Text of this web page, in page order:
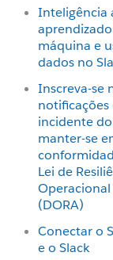
Inteligência
máquina e
dados no
Inscreva-se
notificações
incidente
manter-se
Lei de
(DORA)
Conectar o
e o Slack